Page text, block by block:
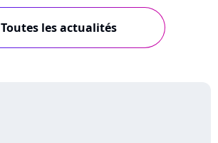
Toutes les actualités